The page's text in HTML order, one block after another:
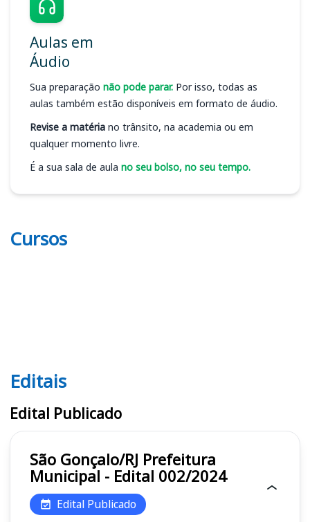
Aulas em
Áudio
Sua preparação não pode parar. Por isso, todas as
aulas também estão disponíveis em formato de áudio.
Revise a matéria no trânsito, na academia ou em
qualquer momento livre.
É a sua sala de aula no seu bolso, no seu tempo.
Cursos
Editais
Editais
Edital Publicado
São Gonçalo/RJ Prefeitura
Municipal - Edital 002/2024
Edital Publicado